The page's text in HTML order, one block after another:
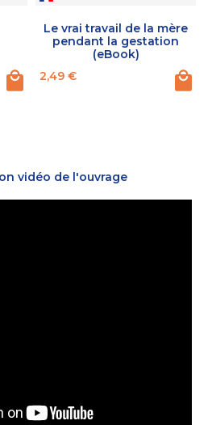
Le vrai travail de la mère
pendant la gestation
(eBook)
Prix
2,49 €
vidéo de l'ouvrage